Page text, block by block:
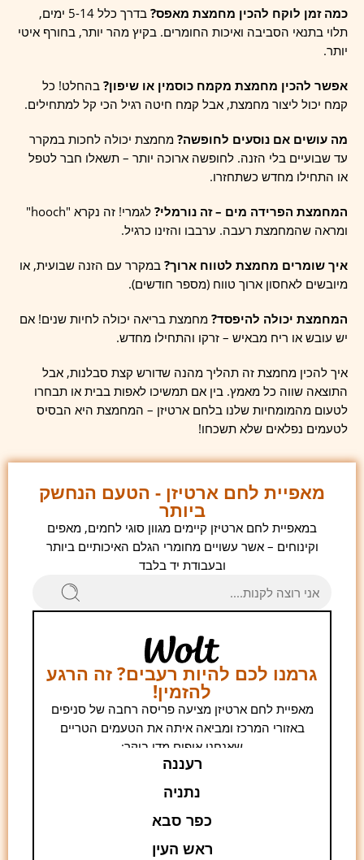
כמה זמן לוקח להכין מחמצת מאפס?
בדרך כלל 5-14 ימים,
תלוי בתנאי הסביבה ואיכות החומרים. בקיץ מהר יותר, בחורף איטי
יותר.
אפשר להכין מחמצת מקמח כוסמין או שיפון? בהחלט! כל
קמח יכול ליצור מחמצת, אבל קמח חיטה רגיל הכי קל למתחילים.
מה עושים אם נוסעים לחופשה? מחמצת יכולה לחכות במקרר
עד שבועיים בלי הזנה. לחופשה ארוכה יותר – תשאלו חבר לטפל
או התחילו מחדש כשתחזרו.
המחמצת הפרידה מים – זה נורמלי?
לגמרי! זה נקרא "hooch"
ומראה שהמחמצת רעבה. ערבבו והזינו כרגיל.
איך שומרים מחמצת לטווח ארוך? במקרר עם הזנה שבועית, או
מיובשים לאחסון ארוך טווח (מספר חודשים).
המחמצת יכולה להיפסד? מחמצת בריאה יכולה לחיות שנים! אם
יש עובש או ריח מבאיש – זרקו והתחילו מחדש.
איך להכין מחמצת זה תהליך מהנה שדורש קצת סבלנות, אבל
התוצאה שווה כל מאמץ. בין אם תמשיכו לאפות בבית או תבחרו
לטעום מהמומחיות שלנו בלחם ארטיזן – המחמצת היא הבסיס
לטעמים נפלאים שלא תשכחו!
מאפיית לחם ארטיזן - הטעם הנחשק
ביותר
במאפיית לחם ארטיזן קיימים מגוון סוגי לחמים, מאפים
וקינוחים – אשר עשויים מחומרי הגלם האיכותיים ביותר
ובעבודת יד בלבד
גרמנו לכם להיות רעבים? זה הרגע
להזמין!
מאפיית לחם ארטיזן מציעה פריסה רחבה של סניפים
באזורי המרכז ומביאה איתה את הטעמים הטריים
שאנחנו אופים מדי בוקר:
רעננה
נתניה
כפר סבא
ראש העין